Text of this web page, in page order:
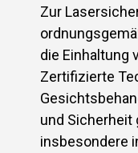
Zur
die Einhaltung
Zertifizierte
und Sicherheit
insbesondere